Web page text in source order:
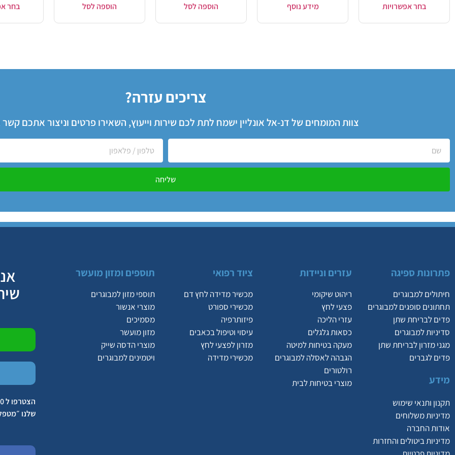
בחר אפשרויות מידע נוסף הוספה לסל הוספה לסל בחר
צריכים עזרה?
צוות המומחים של דנ-אל אונליין ישמח לתת לכם שירות וייעוץ, השאירו פרטים וניצור אתכם
שליחה
פתרונות ספיגה
חיתולים למבוגרים
תחתונים סופגים למבוגרים
פדים לבריחת שתן
סדיניות למבוגרים
מגני מזרון לבריחת שתן
פדים לגברים
מידע
תקנון ותנאי שימוש
מדיניות משלוחים
אודות החברה
מדיניות ביטולים והחזרות
עזרים וניידות
ריהוט שיקומי
פצעי לחץ
עזרי הליכה
כסאות גלגלים
מעקה בטיחות למיטה
הגבהה לאסלה למבוגרים
רולטורים
מוצרי בטיחות לבית
ציוד רפואי
מכשיר מדידה לחץ דם
מכשירי ספורט
פיזותרפיה
עיסוי וטיפול בכאבים
מזרון לפצעי לחץ
מכשירי מדידה
תוספים ומזון מועשר
תוספי מזון למבוגרים
מוצרי אנשור
מסמיכים
מזון מועשר
מוצרי הדסה שייק
ויטמינים למבוגרים
שלנו